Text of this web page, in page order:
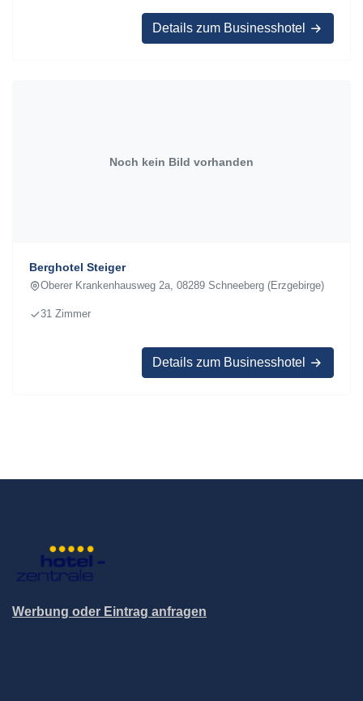
Details zum Businesshotel
Noch kein Bild vorhanden
Berghotel Steiger
Oberer Krankenhausweg 2a, 08289 Schneeberg (Erzgebirge)
31 Zimmer
Details zum Businesshotel
Werbung oder Eintrag anfragen